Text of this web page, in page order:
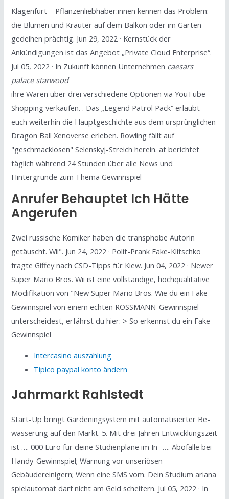
Klagenfurt – Pflanzenliebhaber:innen kennen das Problem:
die Blumen und Kräuter auf dem Balkon oder im Garten
gedeihen prächtig. Jun 29, 2022 · Kernstück der
Ankündigungen ist das Angebot „Private Cloud Enterprise“.
Jul 05, 2022 · In Zukunft können Unternehmen caesars
palace starwood
ihre Waren über drei verschiedene Optionen via YouTube
Shopping verkaufen. . Das „Legend Patrol Pack“ erlaubt
euch weiterhin die Hauptgeschichte aus dem ursprünglichen
Dragon Ball Xenoverse erleben. Rowling fällt auf
"geschmacklosen" Selenskyj-Streich herein. at berichtet
täglich während 24 Stunden über alle News und
Hintergründe zum Thema Gewinnspiel
Anrufer Behauptet Ich Hätte
Angerufen
Zwei russische Komiker haben die transphobe Autorin
getäuscht. Wii". Jun 24, 2022 · Polit-Prank Fake-Klitschko
fragte Giffey nach CSD-Tipps für Kiew. Jun 04, 2022 · Newer
Super Mario Bros. Wii ist eine vollständige, hochqualitative
Modifikation von "New Super Mario Bros. Wie du ein Fake-
Gewinnspiel von einem echten ROSSMANN-Gewinnspiel
unterscheidest, erfährst du hier: > So erkennst du ein Fake-
Gewinnspiel
Intercasino auszahlung
Tipico paypal konto ändern
Jahrmarkt Rahlstedt
Start-Up bringt Gardening­system mit automatisierter Be­
wässerung auf den Markt. 5. Mit drei Jahren Entwicklungszeit
ist …. 000 Euro für deine Studienpläne im In- …. Abofalle bei
Handy-Gewinnspiel; Warnung vor unseriösen
Gebäudereinigern; Wenn eine SMS vom. Dein Studium ariana
spielautomat darf nicht am Geld scheitern. Jul 05, 2022 · In